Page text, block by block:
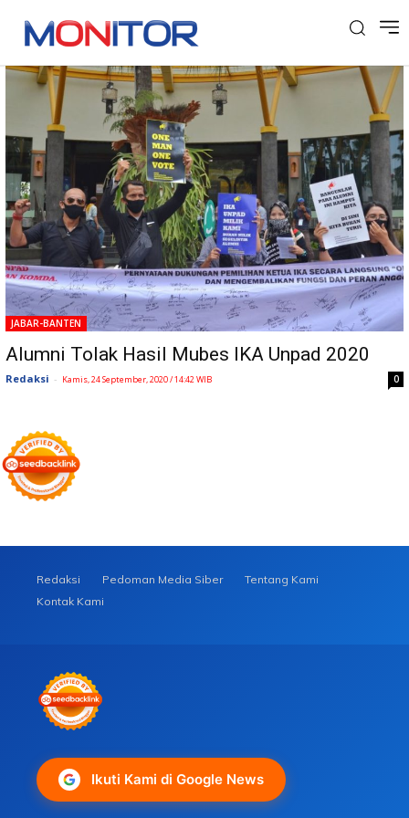
Tag: IKA
JABAR-BANTEN
Alumni Tolak Hasil Mubes IKA Unpad 2020
Redaksi - Kamis, 24 September, 2020 / 14:42 WIB 0
Redaksi Pedoman Media Siber
Tentang Kami
Kontak Kami
Ikuti Kami di Google News